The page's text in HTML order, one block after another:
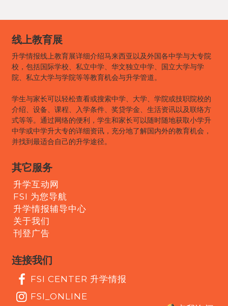
线上教育展
升学情报线上教育展详细介绍马来西亚以及外国各中学与大专院
校，包括国际学校、私立中学、华文独立中学、国立大学与学
院、私立大学与学院等等教育机会与升学管道。
学生与家长可以轻松查看或搜索中学、大学、学院或技职院校的
介绍、设备、课程、入学条件、奖贷学金、生活资讯以及联络方
式等等。通过网络的便利，学生和家长可以随时随地获取小学升
中学或中学升大专的详细资讯，充分地了解国内外的教育机会，
并找到最适合自己的升学途径。
其它服务
升学互动网
FSI 为您导航
升学情报辅导中心
关于我们
刊登广告
连接我们
FSI CENTER 升学情报
FSI_ONLINE